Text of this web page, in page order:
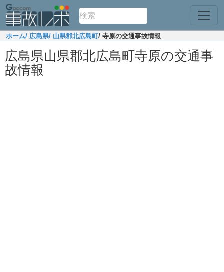
ホーム/ 広島県/ 山県郡北広島町/ 寺原の交通事故情報
広島県山県郡北広島町寺原の交通事
故情報